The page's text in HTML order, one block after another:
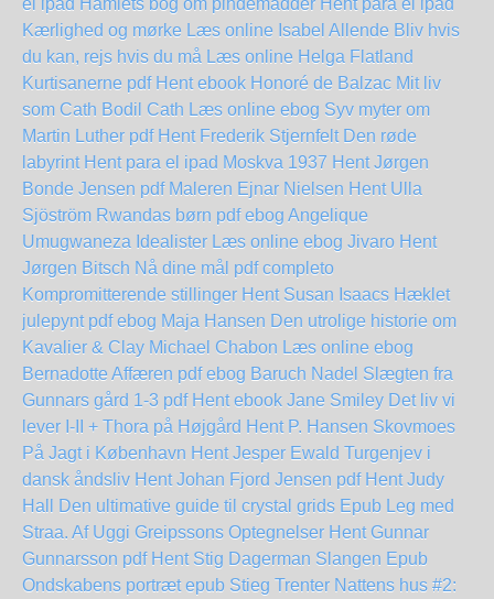
el ipad Hamlets bog om pindemadder Hent para el ipad
Kærlighed og mørke Læs online Isabel Allende Bliv hvis
du kan, rejs hvis du må Læs online Helga Flatland
Kurtisanerne pdf Hent ebook Honoré de Balzac Mit liv
som Cath Bodil Cath Læs online ebog Syv myter om
Martin Luther pdf Hent Frederik Stjernfelt Den røde
labyrint Hent para el ipad Moskva 1937 Hent Jørgen
Bonde Jensen pdf Maleren Ejnar Nielsen Hent Ulla
Sjöström Rwandas børn pdf ebog Angelique
Umugwaneza Idealister Læs online ebog Jivaro Hent
Jørgen Bitsch Nå dine mål pdf completo
Kompromitterende stillinger Hent Susan Isaacs Hæklet
julepynt pdf ebog Maja Hansen Den utrolige historie om
Kavalier & Clay Michael Chabon Læs online ebog
Bernadotte Affæren pdf ebog Baruch Nadel Slægten fra
Gunnars gård 1-3 pdf Hent ebook Jane Smiley Det liv vi
lever I-II + Thora på Højgård Hent P. Hansen Skovmoes
På Jagt i København Hent Jesper Ewald Turgenjev i
dansk åndsliv Hent Johan Fjord Jensen pdf Hent Judy
Hall Den ultimative guide til crystal grids Epub Leg med
Straa. Af Uggi Greipssons Optegnelser Hent Gunnar
Gunnarsson pdf Hent Stig Dagerman Slangen Epub
Ondskabens portræt epub Stieg Trenter Nattens hus #2: